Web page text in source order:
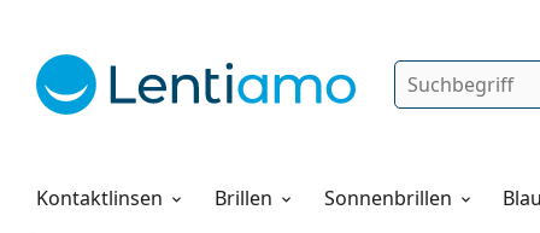
Suche
Kontaktlinsen
Pflegemittel Brillen Sonnenbrillen
Alles über den Einkauf